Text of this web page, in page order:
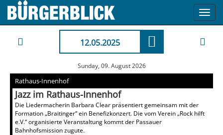
12.05.2025
Sunday, 09. August 2026
Rathaus-Innenhof
Jazz im Rathaus-Innenhof
Die Liedermacherin Barbara Clear präsentiert gemeinsam mit der
Formation „Braitinger“ ein Benefizkonzert. Die vom Verein „Rock hilft
e.V.“ organisierte Veranstaltung kommt der Passauer
Bahnhofsmission zugute.